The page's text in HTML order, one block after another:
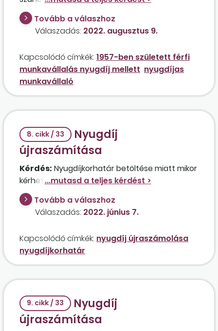
intézmény üzemeltetését egy 1957-ben
született férfi, aki a nyugdíjkorhatára
betöltésével el szeretne menni nyugdíjba, de a
foglalkoztatni?
Tovább a válaszhoz
Válaszadás: 2022. augusztus 9.
Kapcsolódó címkék: 1957-ben született férfi
munkavállalás nyugdíj mellett nyugdíjas
munkavállaló
8. cikk / 33
Nyugdíj
újraszámítása
Kérdés: Nyugdíjkorhatár betöltése miatt mikor
kérhető a nyugdíj újraszámítása?
Tovább a válaszhoz
Válaszadás: 2022. június 7.
Kapcsolódó címkék: nyugdíj újraszámolása
nyugdíjkorhatár
9. cikk / 33
Nyugdíj
újraszámítása